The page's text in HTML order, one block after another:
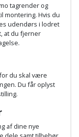
tagrender og
montering. Hvis du
udendørs i lodret
at du fjerner
du skal være
Du får oplyst
af dine nye